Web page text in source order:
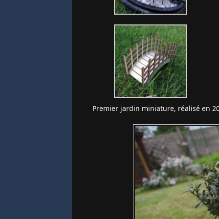
Premier jardin miniature, réalisé en